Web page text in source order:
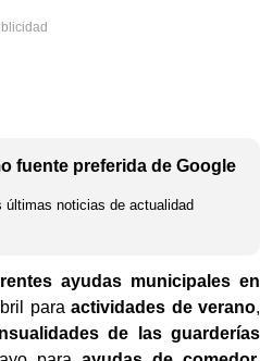
fuente preferida de Google
últimas noticias de actualidad
ayudas municipales en
paraactividades de verano,
de las guarderías